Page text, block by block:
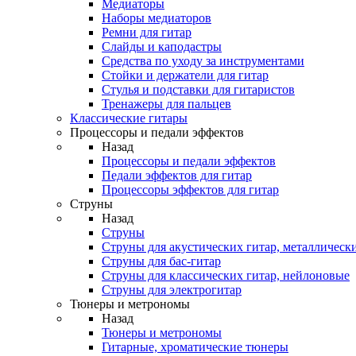
Медиаторы
Наборы медиаторов
Ремни для гитар
Слайды и каподастры
Средства по уходу за инструментами
Стойки и держатели для гитар
Стулья и подставки для гитаристов
Тренажеры для пальцев
Классические гитары
Процессоры и педали эффектов
Назад
Процессоры и педали эффектов
Педали эффектов для гитар
Процессоры эффектов для гитар
Струны
Назад
Струны
Струны для акустических гитар,
Струны для бас-гитар
Струны для классических гитар, нейлоновые
Струны для электрогитар
Тюнеры и метрономы
Назад
Тюнеры и метрономы
Гитарные, хроматические тюнеры